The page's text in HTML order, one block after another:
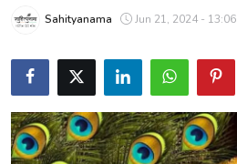
कविता
आलेख
शख्सियत
Sahityanama Jun 21, 2024 - 13:06